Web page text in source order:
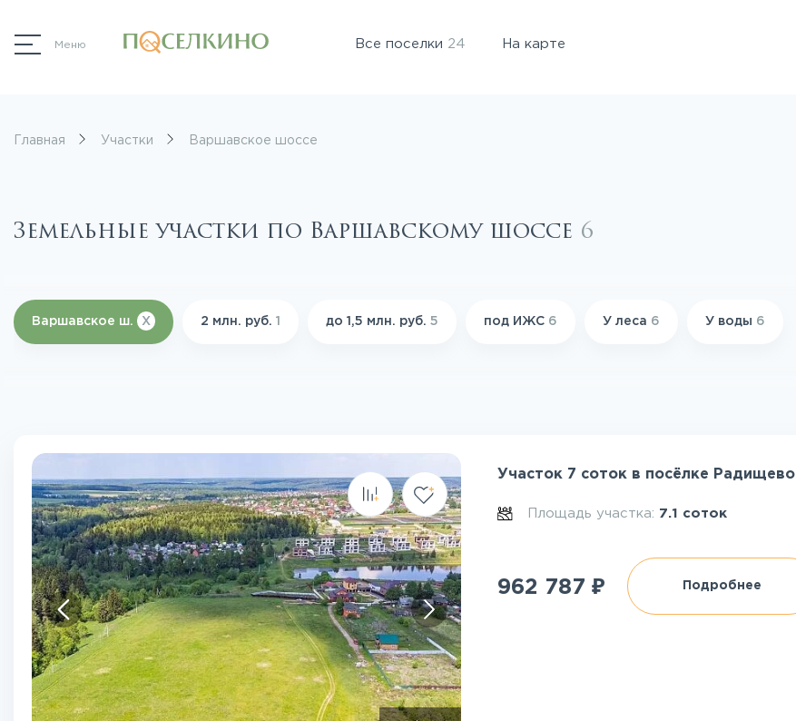
Меню Все поселки 24 На карте
Главная Участки Варшавское шоссе
Земельные участки по Варшавскому шоссе 6
Варшавское ш. X 2 млн. руб. 1 до 1,5 млн. руб. 5 под ИЖС 6 У леса 6 У воды 6
Участок 7 соток в посёлке Радищево
Площадь участка: 7.1 соток
962 787 ₽ Подробнее